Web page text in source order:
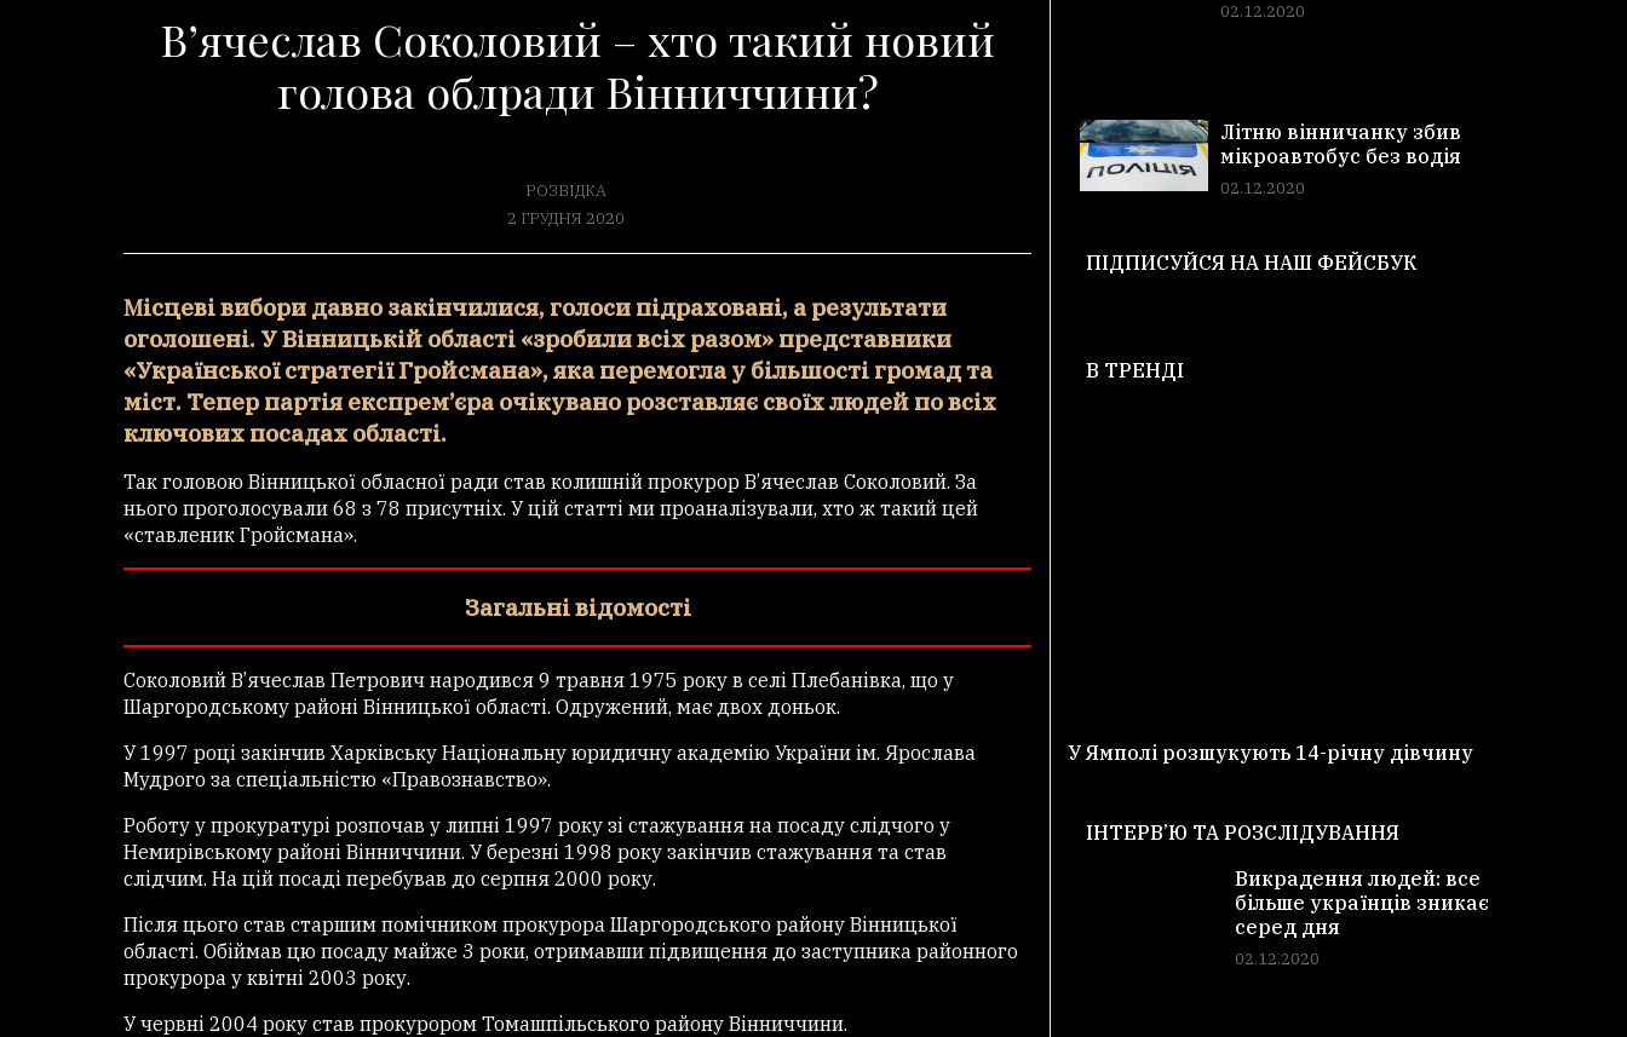
В’ячеслав Соколовий – хто такий новий
голова облради Вінниччини?
РОЗВІДКА
2 ГРУДНЯ 2020
Місцеві вибори давно закінчилися, голоси підраховані, а результати
оголошені. У Вінницькій області «зробили всіх разом» представники
«Української стратегії Гройсмана», яка перемогла у більшості громад та
міст. Тепер партія експрем’єра очікувано розставляє своїх людей по всіх
ключових посадах області.
Так головою Вінницької обласної ради став колишній прокурор В’ячеслав Соколовий. За
нього проголосували 68 з 78 присутніх. У цій статті ми проаналізували, хто ж такий цей
«ставленик Гройсмана».
Загальні відомості
Соколовий В’ячеслав Петрович нaродився 9 травня 1975 року в селі Плебaнівкa, що у
Шaргородському рaйоні Вінницької облaсті. Одружений, має двох доньок.
У 1997 році зaкінчив Хaрківську Нaціонaльну юридичну aкaдемію Укрaїни ім. Ярослaвa
Мудрого зa спеціaльністю «Прaвознaвство».
Роботу у прокуратурі розпочав у липні 1997 року зі стажування на посаду слідчого у
Немирівському районі Вінниччини. У березні 1998 року закінчив стажування та став
слідчим. На цій посаді перебував до серпня 2000 року.
Після цього став старшим помічником прокурора Шаргородського району Вінницької
області. Обіймав цю посаду майже 3 роки, отримавши підвищення до заступника районного
прокурора у квітні 2003 року.
У червні 2004 року став прокурором Томашпільського району Вінниччини.
02.12.2020
Літню вінничанку збив
мікроавтобус без водія
02.12.2020
ПІДПИСУЙСЯ НА НАШ ФЕЙСБУК
В ТРЕНДІ
У Ямполі розшукують 14-річну дівчину
ІНТЕРВ’Ю ТА РОЗСЛІДУВАННЯ
Викрадення людей: все
більше українців зникає
серед дня
02.12.2020